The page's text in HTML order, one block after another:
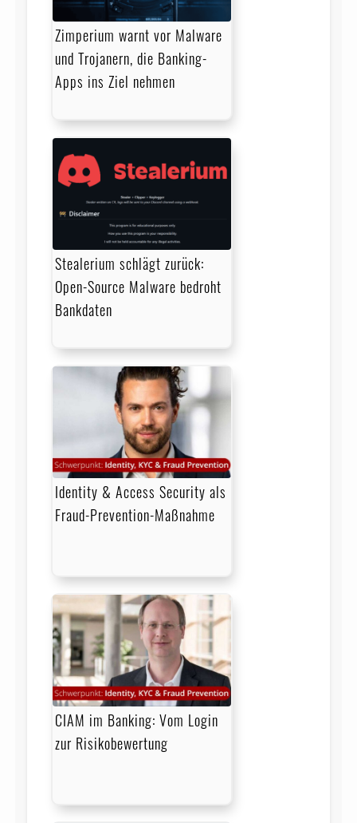
Zimperium warnt vor Malware
und Trojanern, die Banking-
Apps ins Ziel nehmen
Stealerium schlägt zurück:
Open-Source Malware bedroht
Bankdaten
Identity & Access Security als
Fraud-Prevention-Maßnahme
CIAM im Banking: Vom Login
zur Risikobewertung